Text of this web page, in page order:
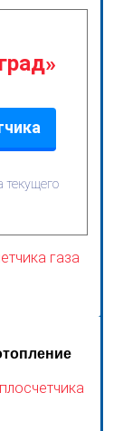
текущего
газа